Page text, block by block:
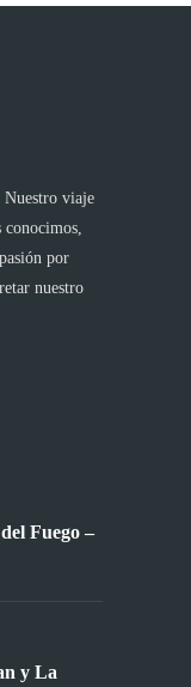
viaje
conocimos,
por
nuestro
Fuego –
y La